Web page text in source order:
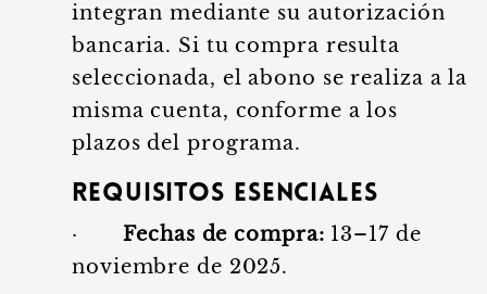
integran mediante su autorización
bancaria. Si tu compra resulta
seleccionada, el abono se realiza a la
misma cuenta, conforme a los
plazos del programa.
Requisitos esenciales
·Fechas de compra: 13–17 de
noviembre de 2025.